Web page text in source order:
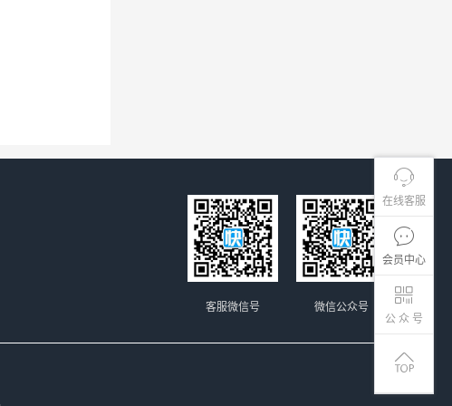
在线客服
会员中心
公 众 号
微信公众号
客服微信号